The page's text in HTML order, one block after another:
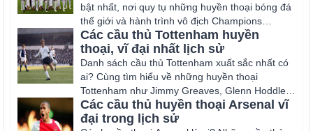
bật nhất, nơi quy tụ những huyền thoại bóng đá
thế giới và hành trình vô địch Champions
League.
Các cầu thủ Tottenham huyền
thoại, vĩ đại nhất lịch sử
Danh sách cầu thủ Tottenham xuất sắc nhất có
ai? Cùng tìm hiểu về những huyền thoại
Tottenham như Jimmy Greaves, Glenn Hoddle,
Harry Kane.
Các cầu thủ huyền thoại Arsenal vĩ
đại trong lịch sử